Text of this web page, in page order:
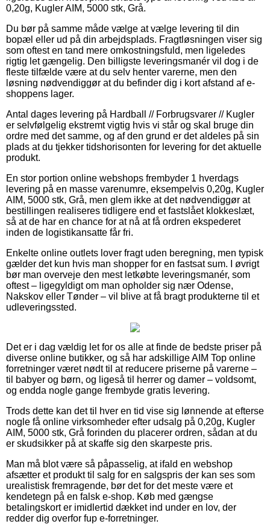
0,20g, Kugler AIM, 5000 stk, Grå.
Du bør på samme måde vælge at vælge levering til din
bopæl eller ud på din arbejdsplads. Fragtløsningen viser sig
som oftest en tand mere omkostningsfuld, men ligeledes
rigtig let gængelig. Den billigste leveringsmanér vil dog i de
fleste tilfælde være at du selv henter varerne, men den
løsning nødvendiggør at du befinder dig i kort afstand af e-
shoppens lager.
Antal dages levering på Hardball // Forbrugsvarer // Kugler
er selvfølgelig ekstremt vigtig hvis vi står og skal bruge din
ordre med det samme, og af den grund er det aldeles på sin
plads at du tjekker tidshorisonten for levering for det aktuelle
produkt.
En stor portion online webshops frembyder 1 hverdags
levering på en masse varenumre, eksempelvis 0,20g, Kugler
AIM, 5000 stk, Grå, men glem ikke at det nødvendiggør at
bestillingen realiseres tidligere end et fastslået klokkeslæt,
så at de har en chance for at nå at få ordren ekspederet
inden de logistikansatte får fri.
Enkelte online outlets lover fragt uden beregning, men typisk
gælder det kun hvis man shopper for en fastsat sum. I øvrigt
bør man overveje den mest letkøbte leveringsmanér, som
oftest – ligegyldigt om man opholder sig nær Odense,
Nakskov eller Tønder – vil blive at få bragt produkterne til et
udleveringssted.
Det er i dag vældig let for os alle at finde de bedste priser på
diverse online butikker, og så har adskillige AIM Top online
forretninger været nødt til at reducere priserne på varerne –
til babyer og børn, og ligeså til herrer og damer – voldsomt,
og endda nogle gange frembyde gratis levering.
Trods dette kan det til hver en tid vise sig lønnende at efterse
nogle få online virksomheder efter udsalg på 0,20g, Kugler
AIM, 5000 stk, Grå forinden du placerer ordren, sådan at du
er skudsikker på at skaffe sig den skarpeste pris.
Man må blot være så påpasselig, at ifald en webshop
afsætter et produkt til salg for en salgspris der kan ses som
urealistisk fremragende, bør det for det meste være et
kendetegn på en falsk e-shop. Køb med gængse
betalingskort er imidlertid dækket ind under en lov, der
redder dig overfor fup e-forretninger.